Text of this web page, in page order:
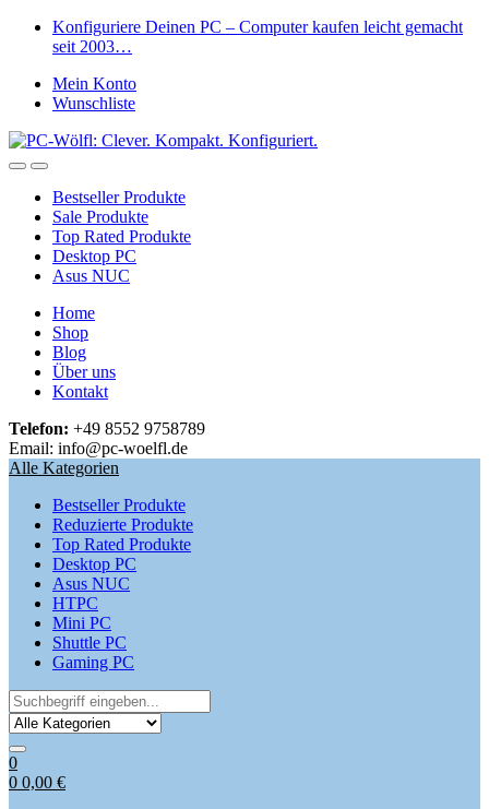
Skip
Skip
Konfiguriere Deinen PC – Computer kaufen leicht gemacht
seit 2003…
Mein Konto
Wunschliste
OpenClose
Bestseller Produkte
Sale Produkte
Top Rated Produkte
Desktop PC
Asus NUC
Home
Shop
Blog
Über uns
Kontakt
Telefon: +49 8552 9758789
Email: info@pc-woelfl.de
Alle Kategorien
Bestseller Produkte
Reduzierte Produkte
Top Rated Produkte
Desktop PC
Asus NUC
HTPC
Mini PC
Shuttle PC
Gaming PC
Search
for:
0
0 0,00 €